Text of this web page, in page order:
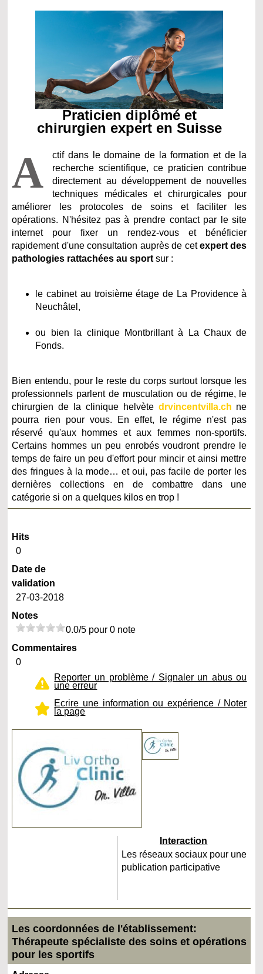
Praticien diplômé et
chirurgien expert en Suisse
A
ctif dans le domaine de la formation et de la
recherche scientifique, ce praticien contribue
directement au développement de nouvelles
techniques médicales et chirurgicales pour
améliorer les protocoles de soins et faciliter les
opérations. N'hésitez pas à prendre contact par le site
internet pour fixer un rendez-vous et bénéficier
rapidement d'une consultation auprès de cetexpert des
pathologies rattachées au sport sur :
le cabinet au troisième étage de La Providence à
Neuchâtel,
ou bien la clinique Montbrillant à La Chaux de
Fonds.
Bien entendu, pour le reste du corps surtout lorsque les
professionnels parlent de musculation ou de régime, le
chirurgien de la clinique helvète drvincentvilla.ch ne
pourra rien pour vous. En effet, le régime n'est pas
réservé qu'aux hommes et aux femmes non-sportifs.
Certains hommes un peu enrobés voudront prendre le
temps de faire un peu d'effort pour mincir et ainsi mettre
des fringues à la mode… et oui, pas facile de porter les
dernières collections en de combattre dans une
catégorie si on a quelques kilos en trop !
Hits
0
Date de
validation
27-03-2018
Notes
0.0/5 pour 0 note
Commentaires
0
Reporter un problème / Signaler un abus ou
une erreur
Ecrire une information ou expérience / Noter
la page
Interaction
Les réseaux sociaux pour une
publication participative
Les coordonnées de l'établissement:
Thérapeute spécialiste des soins et opérations
pour les sportifs